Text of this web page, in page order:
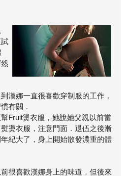
漢娜一直很喜歡穿制服的工作，
有關．
Fruit燙衣服，她說她父親以前當
燙衣服，注意門面．退伍之後漸
紀大了，身上開始散發濃重的體
很喜歡漢娜身上的味道，但後來